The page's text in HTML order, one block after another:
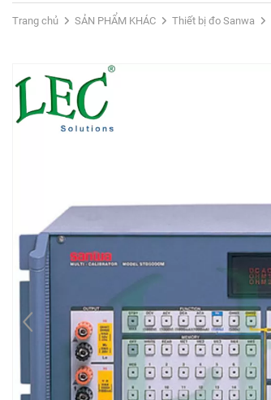
Trang chủ SẢN PHẨM KHÁC Thiết bị đo Sanwa